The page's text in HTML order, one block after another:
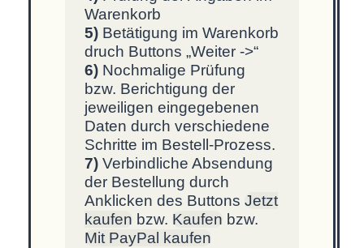
Warenkorb
5)Betätigung im Warenkorb
druch Buttons „Weiter ->“
6)Nochmalige Prüfung
bzw. Berichtigung der
jeweiligen eingegebenen
Daten durch verschiedene
Schritte im Bestell-Prozess.
7)Verbindliche Absendung
der Bestellung durch
Anklicken des Buttons Jetzt
kaufen bzw. Kaufen bzw.
Mit PayPal kaufen